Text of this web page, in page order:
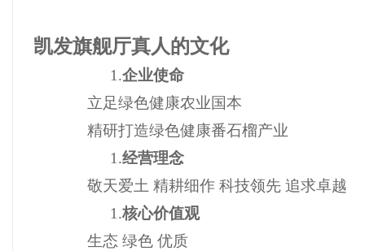
凯发旗舰厅真人的文化
1.企业使命
立足绿色健康农业国本
精研打造绿色健康番石榴产业
1.经营理念
敬天爱土 精耕细作 科技领先 追求卓越
1.核心价值观
生态 绿色 优质